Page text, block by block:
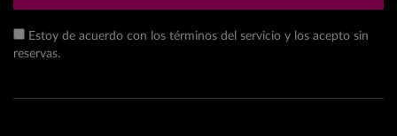
Estoy de acuerdo con los términos del servicio y los acepto sin
reservas.